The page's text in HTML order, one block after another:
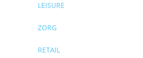
LEISURE
ZORG
RETAIL